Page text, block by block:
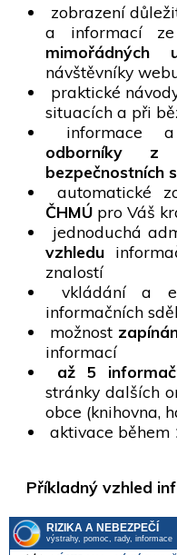
zobrazení
a informací
mimořádných
návštěvníky
praktické
situacích a při
informace a
odborníky z
bezpečnostních
automatické
ČHMÚ pro Váš
jednoduchá
vzhledu
znalostí
vkládání a
informačních
možnost
informací
až 5
stránky dalších
obce (knihovna,
aktivace během
Příkladný vzhled